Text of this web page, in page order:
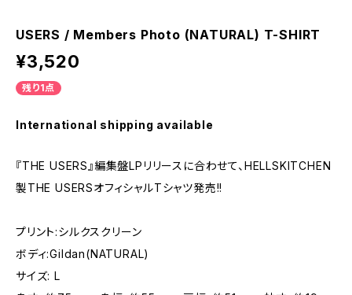
USERS / Members Photo (NATURAL) T-SHIRT
¥3,520
残り1点
International shipping available
『THE USERS』編集盤LPリリースに合わせて、HELLSKITCHEN
製THE USERSオフィシャルTシャツ発売!!
プリント:シルクスクリーン
ボディ:Gildan(NATURAL)
サイズ: L